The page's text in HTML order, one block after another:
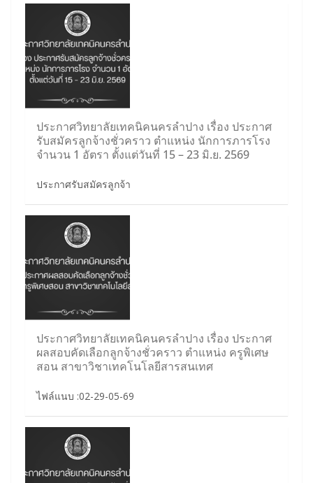
ประกาศวิทยาลัยเทคนิคนครลำปาง เรื่อง ประกาศ
รับสมัครลูกจ้างชั่วคราว ตำแหน่ง นักการภารโรง
จำนวน 1 อัตรา ตั้งแต่วันที่ 15 – 23 มิ.ย. 2569
ประกาศรับสมัครลูกจ้า
ประกาศวิทยาลัยเทคนิคนครลำปาง เรื่อง ประกาศ
ผลสอบคัดเลือกลูกจ้างชั่วคราว ตำแหน่ง ครูพิเศษ
สอน สาขาวิชาเทคโนโลยีสารสนเทศ
ไฟล์แนบ :02-29-05-69